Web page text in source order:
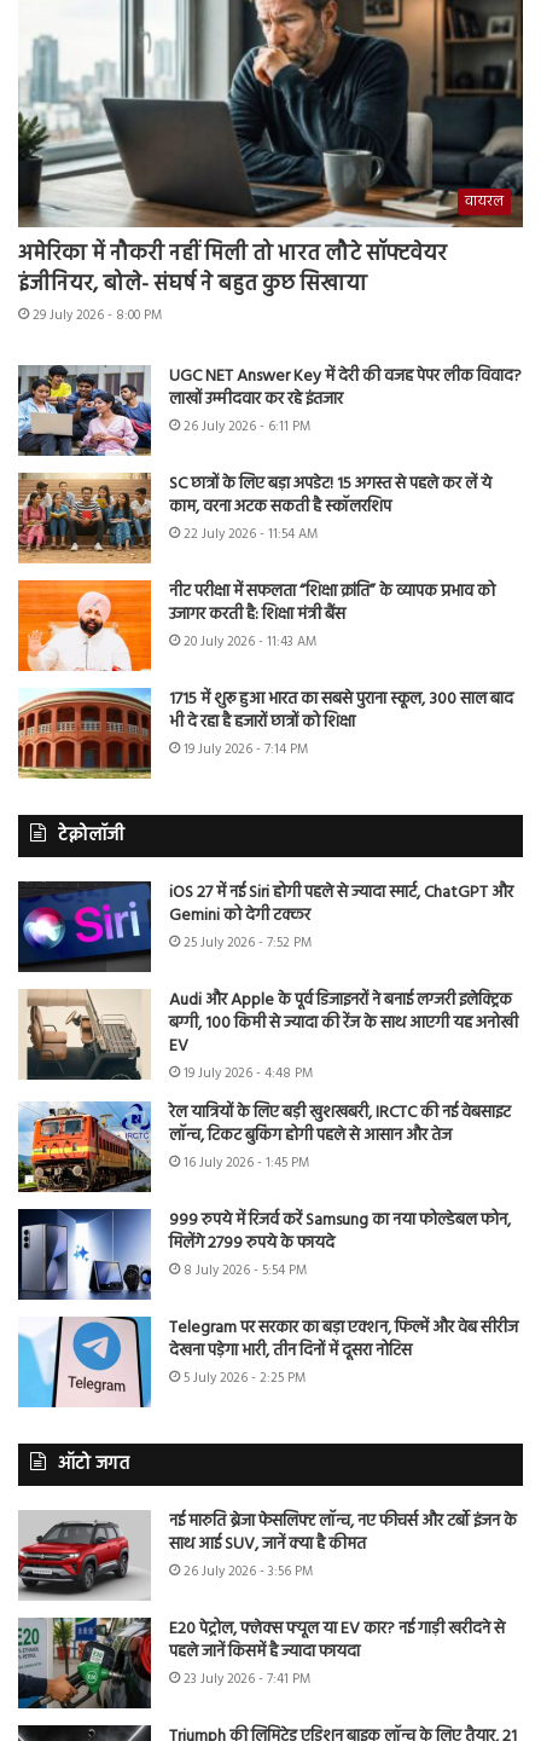
वायरल
अमेरिका में नौकरी नहीं मिली तो भारत लौटे सॉफ्टवेयर
इंजीनियर, बोले- संघर्ष ने बहुत कुछ सिखाया
29 July 2026 - 8:00 PM
UGC NET Answer Key में देरी की वजह पेपर लीक विवाद?
लाखों उम्मीदवार कर रहे इंतजार
26 July 2026 - 6:11 PM
SC छात्रों के लिए बड़ा अपडेट! 15 अगस्त से पहले कर लें ये
काम, वरना अटक सकती है स्कॉलरशिप
22 July 2026 - 11:54 AM
नीट परीक्षा में सफलता “शिक्षा क्रांति” के व्यापक प्रभाव को
उजागर करती है: शिक्षा मंत्री बैंस
20 July 2026 - 11:43 AM
1715 में शुरू हुआ भारत का सबसे पुराना स्कूल, 300 साल बाद
भी दे रहा है हजारों छात्रों को शिक्षा
19 July 2026 - 7:14 PM
टेक्नोलॉजी
iOS 27 में नई Siri होगी पहले से ज्यादा स्मार्ट, ChatGPT और
Gemini को देगी टक्कर
25 July 2026 - 7:52 PM
Audi और Apple के पूर्व डिजाइनरों ने बनाई लग्जरी इलेक्ट्रिक
बग्गी, 100 किमी से ज्यादा की रेंज के साथ आएगी यह अनोखी
EV
19 July 2026 - 4:48 PM
रेल यात्रियों के लिए बड़ी खुशखबरी, IRCTC की नई वेबसाइट
लॉन्च, टिकट बुकिंग होगी पहले से आसान और तेज
16 July 2026 - 1:45 PM
999 रुपये में रिजर्व करें Samsung का नया फोल्डेबल फोन,
मिलेंगे 2799 रुपये के फायदे
8 July 2026 - 5:54 PM
Telegram पर सरकार का बड़ा एक्शन, फिल्में और वेब सीरीज
देखना पड़ेगा भारी, तीन दिनों में दूसरा नोटिस
5 July 2026 - 2:25 PM
ऑटो जगत
नई मारुति ब्रेजा फेसलिफ्ट लॉन्च, नए फीचर्स और टर्बो इंजन के
साथ आई SUV, जानें क्या है कीमत
26 July 2026 - 3:56 PM
E20 पेट्रोल, फ्लेक्स फ्यूल या EV कार? नई गाड़ी खरीदने से
पहले जानें किसमें है ज्यादा फायदा
23 July 2026 - 7:41 PM